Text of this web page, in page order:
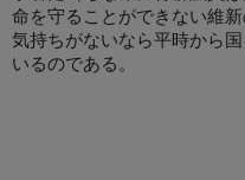
命を守ることができない維
気持ちがないなら平時から
いるのである。